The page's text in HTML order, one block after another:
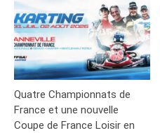
Quatre Championnats de
France et une nouvelle
Coupe de France Loisir en